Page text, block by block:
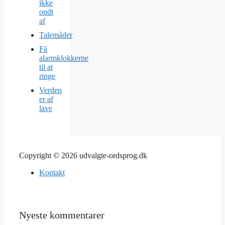
ikke
ondt
af
Talemåder
Få
alarmklokkerne
til at
ringe
Verden
er af
lave
Copyright © 2026 udvalgte-ordsprog.dk
Kontakt
Nyeste kommentarer